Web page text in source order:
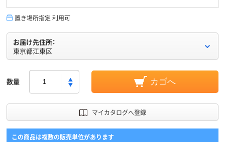
置き場所指定 利用可
お届け先住所：
東京都江東区
数量 カゴへ
マイカタログへ登録
この商品は複数の販売単位があります